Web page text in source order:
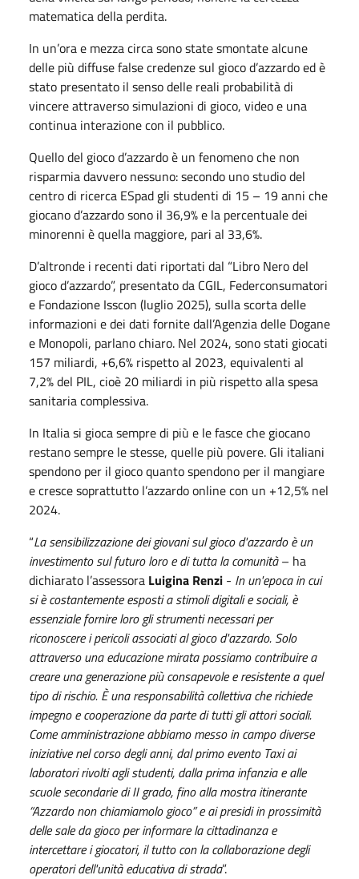
matematica della perdita.
In un’ora e mezza circa sono state smontate alcune
delle più diffuse false credenze sul gioco d’azzardo ed è
stato presentato il senso delle reali probabilità di
vincere attraverso simulazioni di gioco, video e una
continua interazione con il pubblico.
Quello del gioco d’azzardo è un fenomeno che non
risparmia davvero nessuno: secondo uno studio del
centro di ricerca ESpad gli studenti di 15 – 19 anni che
giocano d’azzardo sono il 36,9% e la percentuale dei
minorenni è quella maggiore, pari al 33,6%.
D’altronde i recenti dati riportati dal “Libro Nero del
gioco d’azzardo”, presentato da CGIL, Federconsumatori
e Fondazione Isscon (luglio 2025), sulla scorta delle
informazioni e dei dati fornite dall’Agenzia delle Dogane
e Monopoli, parlano chiaro. Nel 2024, sono stati giocati
157 miliardi, +6,6% rispetto al 2023, equivalenti al
7,2% del PIL, cioè 20 miliardi in più rispetto alla spesa
sanitaria complessiva.
In Italia si gioca sempre di più e le fasce che giocano
restano sempre le stesse, quelle più povere. Gli italiani
spendono per il gioco quanto spendono per il mangiare
e cresce soprattutto l’azzardo online con un +12,5% nel
2024.
“La sensibilizzazione dei giovani sul gioco d'azzardo è un
investimento sul futuro loro e di tutta la comunità– ha
dichiarato l’assessora Luigina Renzi - In un'epoca in cui
si è costantemente esposti a stimoli digitali e sociali, è
essenziale fornire loro gli strumenti necessari per
riconoscere i pericoli associati al gioco d'azzardo. Solo
attraverso una educazione mirata possiamo contribuire a
creare una generazione più consapevole e resistente a quel
tipo di rischio. È una responsabilità collettiva che richiede
impegno e cooperazione da parte di tutti gli attori sociali.
Come amministrazione abbiamo messo in campo diverse
iniziative nel corso degli anni, dal primo evento Taxi ai
laboratori rivolti agli studenti, dalla prima infanzia e alle
scuole secondarie di II grado, fino alla mostra itinerante
“Azzardo non chiamiamolo gioco” e ai presidi in prossimità
delle sale da gioco per informare la cittadinanza e
intercettare i giocatori, il tutto con la collaborazione degli
operatori dell'unità educativa di strada”.